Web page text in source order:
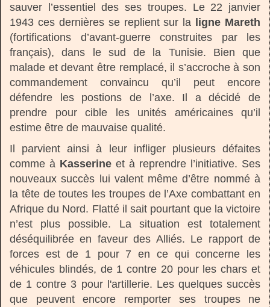
sauver l’essentiel des ses troupes. Le 22 janvier
1943 ces dernières se replient sur la ligne Mareth
(fortifications d’avant-guerre construites par les
français), dans le sud de la Tunisie. Bien que
malade et devant être remplacé, il s’accroche à son
commandement convaincu qu’il peut encore
défendre les postions de l’axe. Il a décidé de
prendre pour cible les unités américaines qu’il
estime être de mauvaise qualité.
Il parvient ainsi à leur infliger plusieurs défaites
comme à Kasserine et à reprendre l’initiative. Ses
nouveaux succès lui valent même d’être nommé à
la tête de toutes les troupes de l’Axe combattant en
Afrique du Nord. Flatté il sait pourtant que la victoire
n’est plus possible. La situation est totalement
déséquilibrée en faveur des Alliés. Le rapport de
forces est de 1 pour 7 en ce qui concerne les
véhicules blindés, de 1 contre 20 pour les chars et
de 1 contre 3 pour l'artillerie. Les quelques succès
que peuvent encore remporter ses troupes ne